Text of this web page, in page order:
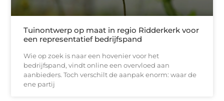
Tuinontwerp op maat in regio Ridderkerk voor
een representatief bedrijfspand
Wie op zoek is naar een hovenier voor het
bedrijfspand, vindt online een overvloed aan
aanbieders. Toch verschilt de aanpak enorm: waar de
ene partij